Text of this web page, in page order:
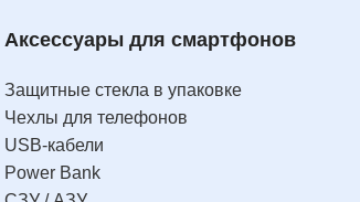
Аксессуары для смартфонов
Защитные стекла в упаковке
Чехлы для телефонов
USB-кабели
Power Bank